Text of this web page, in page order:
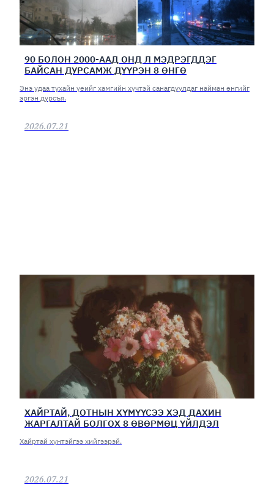
90 БОЛОН 2000-ААД ОНД Л МЭДРЭГДДЭГ
БАЙСАН ДУРСАМЖ ДҮҮРЭН 8 ӨНГӨ
Энэ удаа тухайн үеийг хамгийн хүчтэй санагдуулдаг найман өнгийг
эргэн дурсъя.
2026.07.21
ХАЙРТАЙ, ДОТНЫН ХҮМҮҮСЭЭ ХЭД ДАХИН
ЖАРГАЛТАЙ БОЛГОХ 8 ӨВӨРМӨЦ ҮЙЛДЭЛ
Хайртай хүнтэйгээ хийгээрэй.
2026.07.21